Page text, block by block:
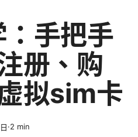
手把手
册、购
拟sim卡
·2 min